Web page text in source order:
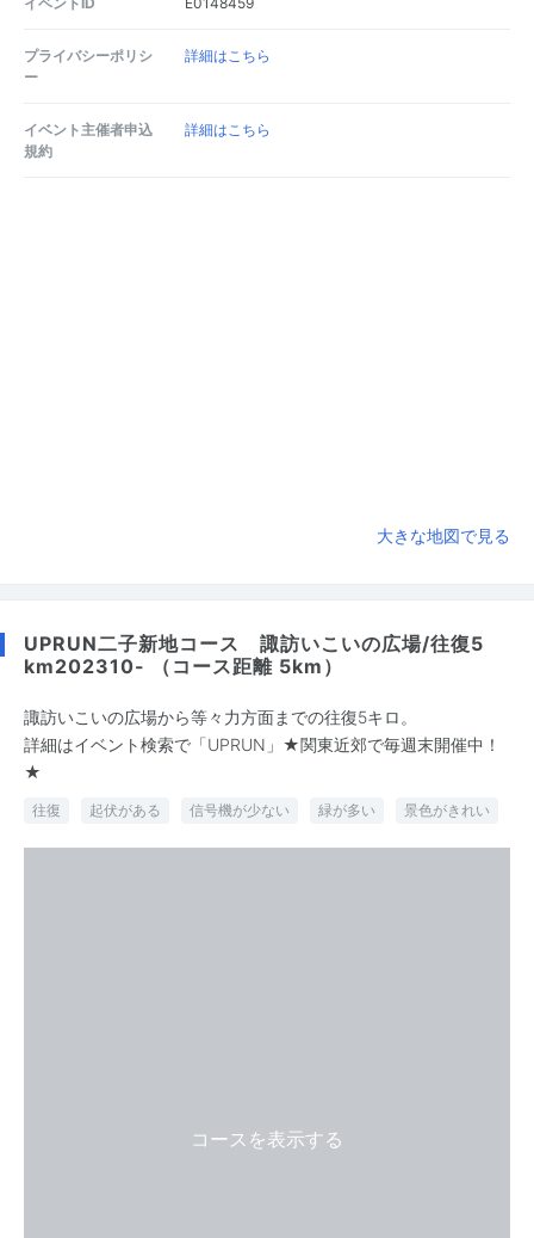
プライバシーポリシ
ー
詳細はこちら
イベント主催者申込
規約
詳細はこちら
大きな地図で見る
UPRUN二子新地コース 諏訪いこいの広場/往復5
km202310- （コース距離 5km）
諏訪いこいの広場から等々力方面までの往復5キロ。
詳細はイベント検索で「UPRUN」★関東近郊で毎週末開催中！
★
往復 起伏がある 信号機が少ない 緑が多い 景色がきれい
コースを表示する